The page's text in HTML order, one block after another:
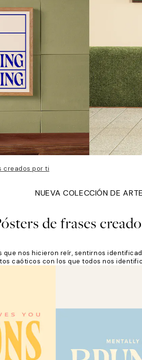
creados por ti
NUEVA COLECCIÓN DE ARTE
de frases
nos hicieron reír, sentirnos
caóticos con los que todos nos